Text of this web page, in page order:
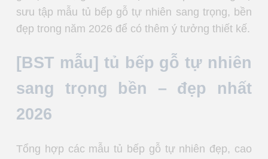
sưu tập mẫu tủ bếp gỗ tự nhiên sang trọng, bền
đẹp trong năm 2026 để có thêm ý tưởng thiết kế.
[BST mẫu] tủ bếp gỗ tự nhiên
sang trọng bền – đẹp nhất
2026
Tổng hợp các mẫu tủ bếp gỗ tự nhiên đẹp, cao